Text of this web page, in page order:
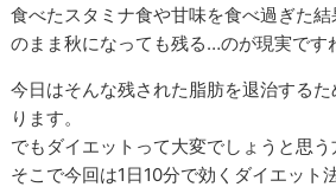
食べたスタミナ食や甘味を食べ過ぎた
のまま秋になっても残る…のが現実です
今日はそんな残された脂肪を退治する
ります。
でもダイエットって大変でしょうと思う
そこで今回は1日10分で効くダイエット